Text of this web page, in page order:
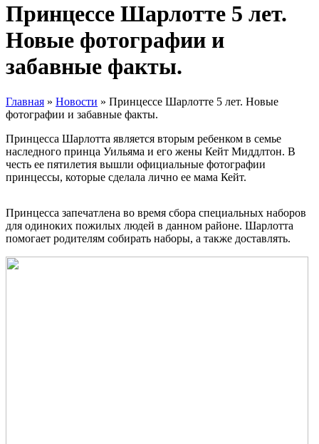
Принцессе Шарлотте 5 лет.
Новые фотографии и
забавные факты.
Главная » Новости » Принцессе Шарлотте 5 лет. Новые
фотографии и забавные факты.
Принцесса Шарлотта является вторым ребенком в семье
наследного принца Уильяма и его жены Кейт Миддлтон. В
честь ее пятилетия вышли официальные фотографии
принцессы, которые сделала лично ее мама Кейт.
Принцесса запечатлена во время сбора специальных наборов
для одиноких пожилых людей в данном районе. Шарлотта
помогает родителям собирать наборы, а также доставлять.